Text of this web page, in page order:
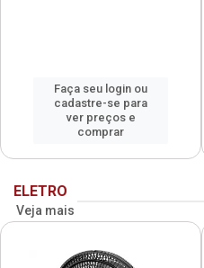
Faça seu login ou
cadastre-se para
ver preços e
comprar
ELETRO
Veja mais